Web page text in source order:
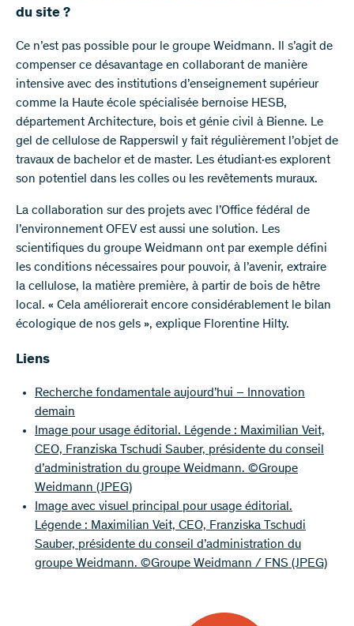
du site ?
Ce n’est pas possible pour le groupe Weidmann. Il s’agit de
compenser ce désavantage en collaborant de manière
intensive avec des institutions d’enseignement supérieur
comme la Haute école spécialisée bernoise HESB,
département Architecture, bois et génie civil à Bienne. Le
gel de cellulose de Rapperswil y fait régulièrement l’objet de
travaux de bachelor et de master. Les étudiant·es explorent
son potentiel dans les colles ou les revêtements muraux.
La collaboration sur des projets avec l’Office fédéral de
l’environnement OFEV est aussi une solution. Les
scientifiques du groupe Weidmann ont par exemple défini
les conditions nécessaires pour pouvoir, à l’avenir, extraire
la cellulose, la matière première, à partir de bois de hêtre
local. « Cela améliorerait encore considérablement le bilan
écologique de nos gels », explique Florentine Hilty.
Liens
Recherche fondamentale aujourd’hui – Innovation
demain
Image pour usage éditorial. Légende : Maximilian Veit,
CEO, Franziska Tschudi Sauber, présidente du conseil
d’administration du groupe Weidmann. ©Groupe
Weidmann (JPEG)
Image avec visuel principal pour usage éditorial.
Légende : Maximilian Veit, CEO, Franziska Tschudi
Sauber, présidente du conseil d’administration du
groupe Weidmann. ©Groupe Weidmann / FNS (JPEG)